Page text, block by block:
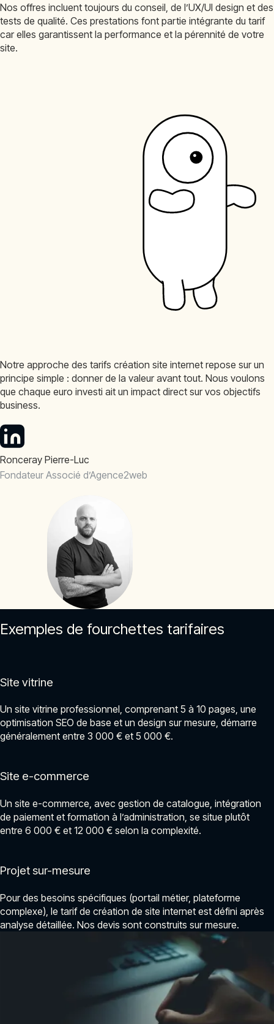
Nos offres incluent toujours du conseil, de l’UX/UI design et des
tests de qualité. Ces prestations font partie intégrante du tarif
car elles garantissent la performance et la pérennité de votre
site.
Notre approche des tarifs création site internet repose sur un
principe simple : donner de la valeur avant tout. Nous voulons
que chaque euro investi ait un impact direct sur vos objectifs
business.
Ronceray Pierre-Luc
Fondateur Associé d’Agence2web
Exemples de fourchettes tarifaires
Site vitrine
Un site vitrine professionnel, comprenant 5 à 10 pages, une
optimisation SEO de base et un design sur mesure, démarre
généralement entre 3 000 € et 5 000 €.
Site e-commerce
Un site e-commerce, avec gestion de catalogue, intégration
de paiement et formation à l’administration, se situe plutôt
entre 6 000 € et 12 000 € selon la complexité.
Projet sur-mesure
Pour des besoins spécifiques (portail métier, plateforme
complexe), le tarif de création de site internet est défini après
analyse détaillée. Nos devis sont construits sur mesure.